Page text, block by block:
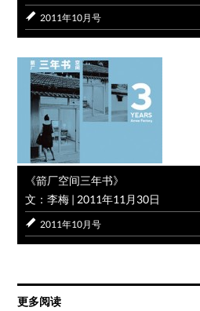
2011年10月号
《箭厂空间三年书》
文：李梅 | 2011年11月30日
2011年10月号
更多阅读